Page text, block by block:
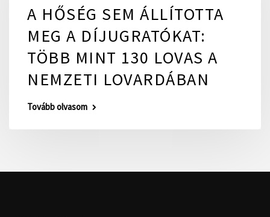
A HŐSÉG SEM ÁLLÍTOTTA
MEG A DÍJUGRATÓKAT:
TÖBB MINT 130 LOVAS A
NEMZETI LOVARDÁBAN
Tovább olvasom